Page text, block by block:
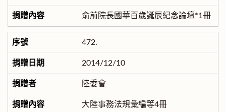
俞前院長國華百歲誕辰紀念論壇*1冊
472.
2014/12/10
陸委會
大陸事務法規彙編等4冊